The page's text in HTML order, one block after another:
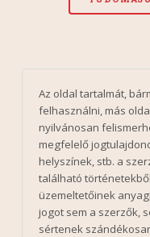
Az oldal tartalmát,
felhasználni, más
nyilvánosan
megfelelő
helyszínek, stb. a
található
üzemeltetőinek
jogot sem a szerzők,
sértenek